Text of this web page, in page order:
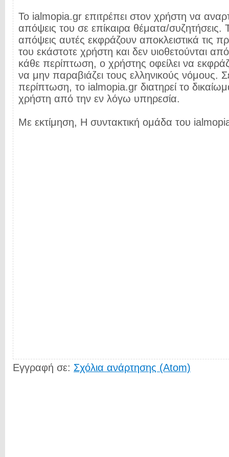
Το ialmopia.gr επιτρέπει στον χρήστη να
απόψεις του σε επίκαιρα θέματα/συζητήσεις.
απόψεις αυτές εκφράζουν αποκλειστικά τις
του εκάστοτε χρήστη και δεν υιοθετούνται
κάθε περίπτωση, ο χρήστης οφείλει να
να μην παραβιάζει τους ελληνικούς νόμους.
περίπτωση, το ialmopia.gr διατηρεί το
χρήστη από την εν λόγω υπηρεσία.
Με εκτίμηση, Η συντακτική ομάδα του
Εγγραφή σε: Σχόλια ανάρτησης (Atom)